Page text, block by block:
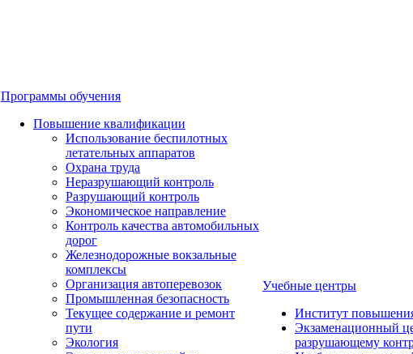
Программы обучения
Повышение квалификации
Использование беспилотных
летательных аппаратов
Охрана труда
Неразрушающий контроль
Разрушающий контроль
Экономическое направление
Контроль качества автомобильных
дорог
Железнодорожные вокзальные
комплексы
Организация автоперевозок
Промышленная безопасность
Текущее содержание и ремонт
пути
Экология
Учебные центры
Институт
Экзаменационный
разрушающему